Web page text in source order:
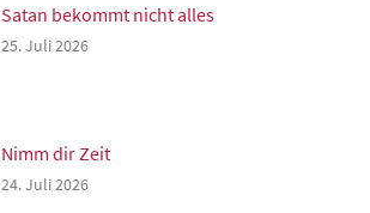
Satan bekommt nicht alles
25. Juli 2026
Nimm dir Zeit
24. Juli 2026